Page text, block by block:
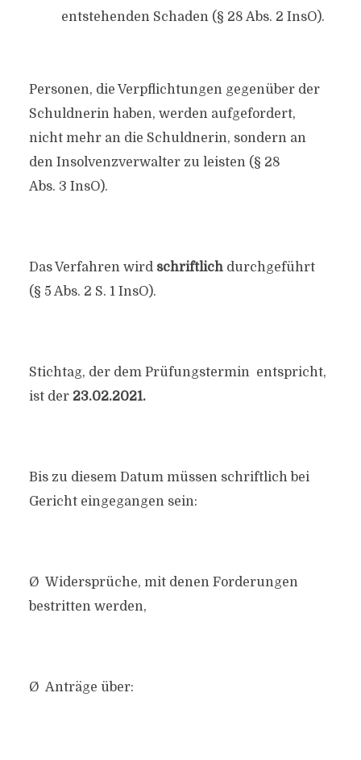
entstehenden Schaden (§ 28 Abs. 2 InsO).
Personen, die Verpflichtungen gegenüber der
Schuldnerin haben, werden aufgefordert,
nicht mehr an die Schuldnerin, sondern an
den Insolvenzverwalter zu leisten (§ 28
Abs. 3 InsO).
Das Verfahren wird schriftlichdurchgeführt
(§ 5 Abs. 2 S. 1 InsO).
Stichtag, der dem Prüfungstermin entspricht,
ist der 23.02.2021.
Bis zu diesem Datum müssen schriftlich bei
Gericht eingegangen sein:
Ø Widersprüche, mit denen Forderungen
bestritten werden,
Ø Anträge über: